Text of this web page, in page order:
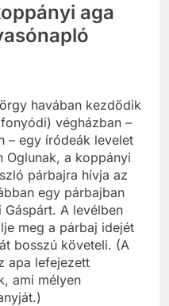
aga
havában kezdődik
végházban –
– egy íródeák levelet
Oglunak, a koppányi
párbajra hívja az
egy párbajban
A levélben
meg a párbaj idejét
bosszú követeli. (A
apa lefejezett
ami mélyen